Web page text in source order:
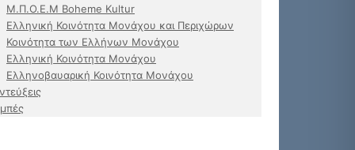
Μ.Π.Ο.Ε.Μ Boheme Kultur
Ελληνική Κοινότητα Μονάχου και Περιχώρων
Κοινότητα των Ελλήνων Μονάχου
Ελληνική Κοινότητα Μονάχου
Ελληνοβαυαρική Κοινότητα Μονάχου